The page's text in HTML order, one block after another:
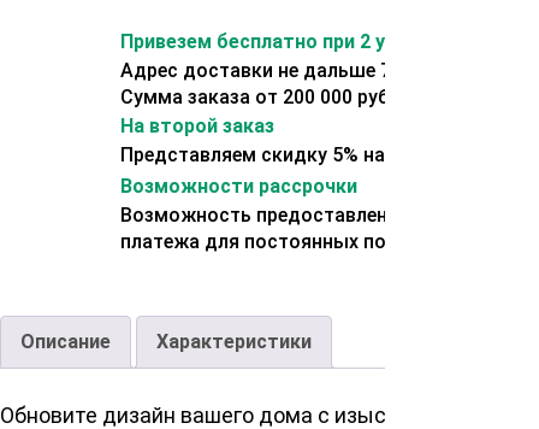
Привезем бесплатно при 2 условиях:
Адрес доставки не дальше 70 км от склада.
Сумма заказа от 200 000 рублей.
На второй заказ
Представляем скидку 5% на второй заказ
Возможности рассрочки
Возможность предоставления отсрочки
платежа для постоянных покупателей.
Описание Характеристики
Обновите дизайн вашего дома с изысканным и